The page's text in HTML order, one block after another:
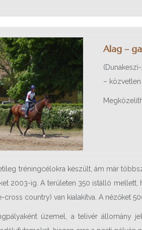
Alag –
–
tréningcélokra készült, ám már
2003-ig. A területen 350 istálló
cross country) van kialakítva. A nézőket
üzemel, a telivér állomány